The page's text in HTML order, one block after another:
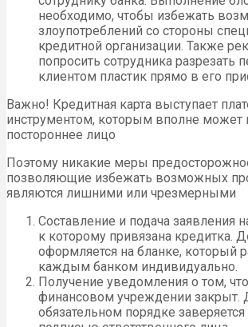
необходимо, чтобы избежать
злоупотреблений со стороны
кредитной организации. Также
попросить сотрудника разрезать
клиентом пластик прямо в его
Важно! Кредитная карта выступает
инструментом, которым вполне может
постороннее лицо
Поэтому никакие меры
позволяющие избежать возможных
являются лишними или чрезмерными
Составление и подача заявления
к которому привязана кредитка.
оформляется на бланке, который
каждым банком индивидуально.
Получение уведомления о том,
финансовом учреждении закрыт.
обязательном порядке